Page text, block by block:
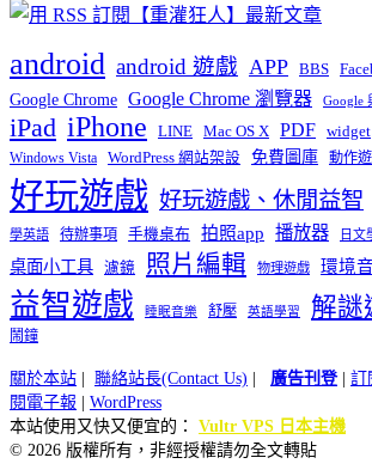
android android 遊戲 APP BBS
Google Chrome Google Chrome 瀏覽器 Google
iPad iPhone LINE Mac OS X PDF widget
Windows Vista WordPress 網站架設 免費圖庫 動作
好玩遊戲 好玩遊戲、休閒益智
學英語 待辦事項 手機桌布 拍照app 播放器 日文
桌面小工具 濾鏡 照片編輯 物理遊戲 環境音
益智遊戲 睡眠音樂 舒壓 英語學習 解謎
鬧鐘
關於本站 聯絡站長(Contact Us) 廣告刊登| 訂
閱電子報
WordPress
本站使用又快又便宜的： Vultr VPS 日本主機
© 2026 版權所有，非經授權請勿全文轉貼